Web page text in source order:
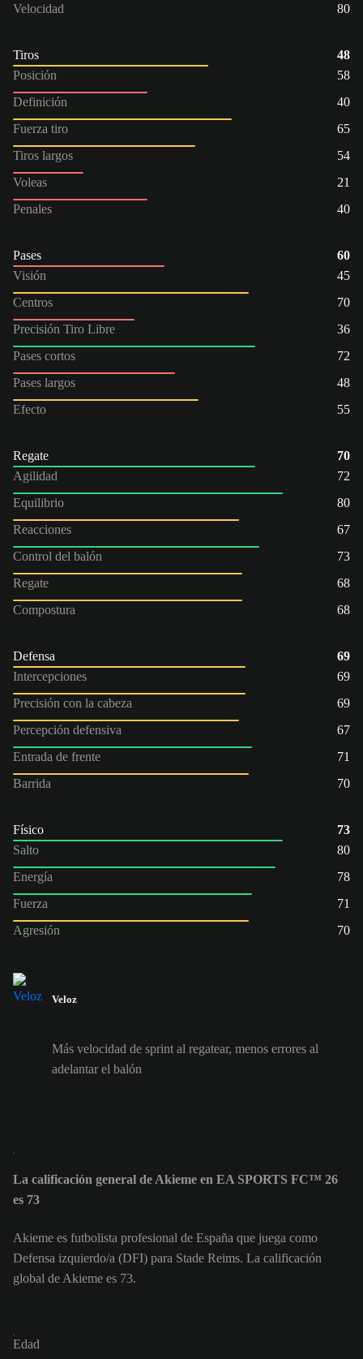
Velocidad
80
Tiros
48
Posición
58
Definición
40
Fuerza tiro
65
Tiros largos
54
Voleas
21
Penales
40
Pases
60
Visión
45
Centros
70
Precisión Tiro Libre
36
Pases cortos
72
Pases largos
48
Efecto
55
Regate
70
Agilidad
72
Equilibrio
80
Reacciones
67
Control del balón
73
Regate
68
Compostura
68
Defensa
69
Intercepciones
69
Precisión con la cabeza
69
Percepción defensiva
67
Entrada de frente
71
Barrida
70
Físico
73
Salto
80
Energía
78
Fuerza
71
Agresión
70
Veloz
Más velocidad de sprint al regatear, menos errores al
adelantar el balón
La calificación general de Akieme en EA SPORTS FC™ 26
es 73
Akieme es futbolista profesional de España que juega como
Defensa izquierdo/a (DFI) para Stade Reims. La calificación
global de Akieme es 73.
Edad